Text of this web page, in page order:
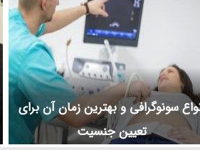
سونوگرافی و بهترین زمان آن برای
تعیین جنسیت